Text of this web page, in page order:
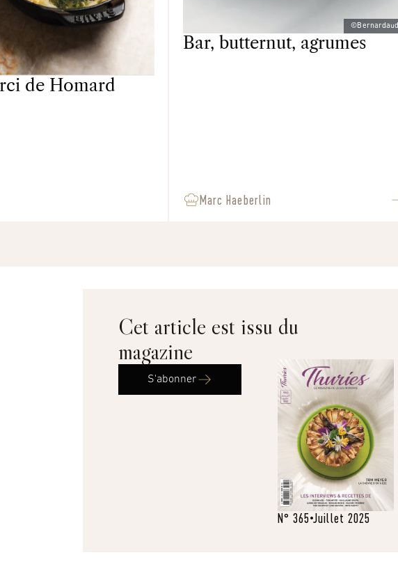
de Homard
©Bernardaud
Salé
Bar, butternut, agrumes
Marc Haeberlin
Cet article est issu du
magazine
S'abonner
N° 365 Juillet 2025